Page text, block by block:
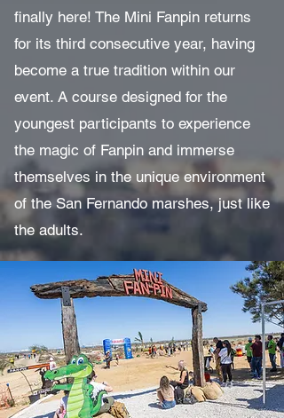
finally here! The Mini Fanpin returns
for its third consecutive year, having
become a true tradition within our
event. A course designed for the
youngest participants to experience
the magic of Fanpin and immerse
themselves in the unique environment
of the San Fernando marshes, just like
the adults.